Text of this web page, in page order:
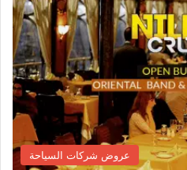
عروض شركات السياحة